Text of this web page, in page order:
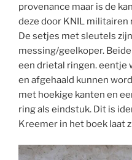
provenance maar is de
deze door KNIL militairen
De setjes met sleutels
messing/geelkoper.
een drietal ringen. eentje
en afgehaald kunnen
met hoekige kanten en
ring als eindstuk. Dit is
Kreemer in het boek laat